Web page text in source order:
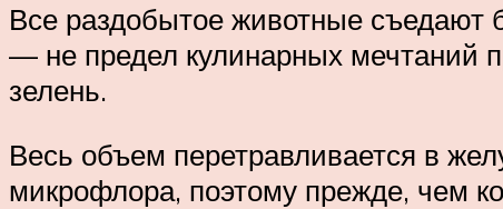
Все раздобытое животные съедают
— не предел кулинарных мечтаний
зелень.
Весь объем перетравливается в
микрофлора, поэтому прежде, чем